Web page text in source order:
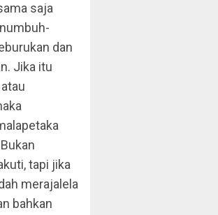
saja
dan
Jika itu
tapi jika
merajalela
bahkan